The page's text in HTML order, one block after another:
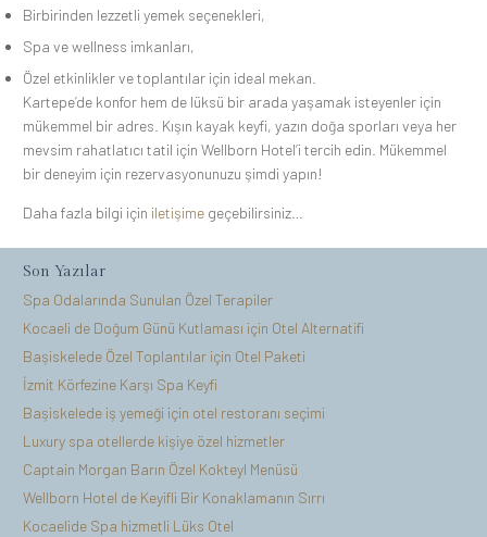
Birbirinden lezzetli yemek seçenekleri,
Spa ve wellness imkanları,
Özel etkinlikler ve toplantılar için ideal mekan.
Kartepe’de konfor hem de lüksü bir arada yaşamak isteyenler için
mükemmel bir adres. Kışın kayak keyfi, yazın doğa sporları veya her
mevsim rahatlatıcı tatil için Wellborn Hotel’i tercih edin. Mükemmel
bir deneyim için rezervasyonunuzu şimdi yapın!
Daha fazla bilgi için iletişime geçebilirsiniz…
Son Yazılar
Spa Odalarında Sunulan Özel Terapiler
Kocaeli de Doğum Günü Kutlaması için Otel Alternatifi
Başiskelede Özel Toplantılar için Otel Paketi
İzmit Körfezine Karşı Spa Keyfi
Başiskelede iş yemeği için otel restoranı seçimi
Luxury spa otellerde kişiye özel hizmetler
Captain Morgan Barın Özel Kokteyl Menüsü
Wellborn Hotel de Keyifli Bir Konaklamanın Sırrı
Kocaelide Spa hizmetli Lüks Otel